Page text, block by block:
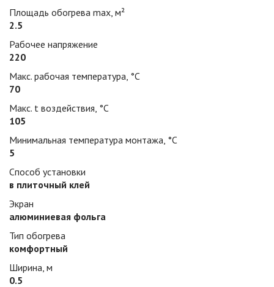
Площадь обогрева max, м²
2.5
Рабочее напряжение
220
Макс. рабочая температура, °С
70
Макс. t воздействия, °С
105
Минимальная температура монтажа, °С
5
Способ установки
в плиточный клей
Экран
алюминиевая фольга
Тип обогрева
комфортный
Ширина, м
0.5